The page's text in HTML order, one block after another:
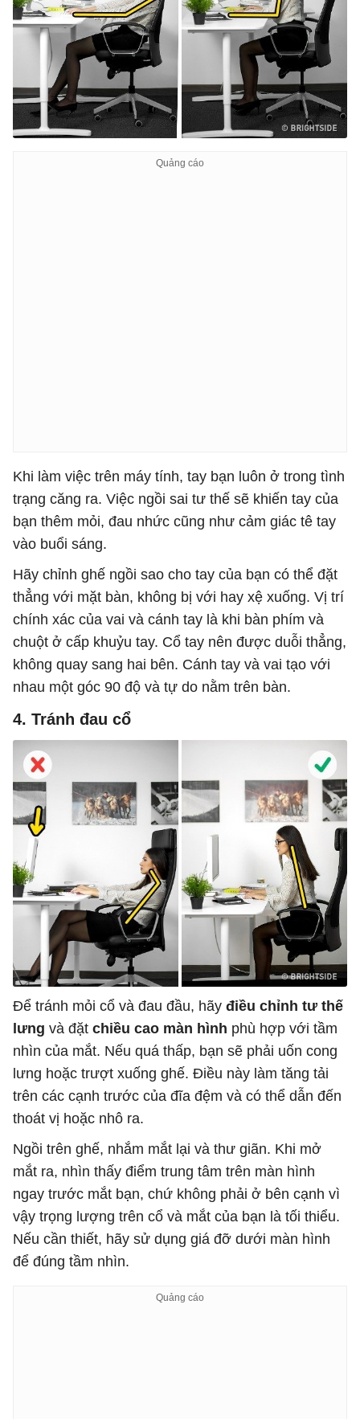
Khi làm việc trên máy tính, tay bạn luôn ở trong tình
trạng căng ra. Việc ngồi sai tư thế sẽ khiến tay của
bạn thêm mỏi, đau nhức cũng như cảm giác tê tay
vào buổi sáng.
Hãy chỉnh ghế ngồi sao cho tay của bạn có thể đặt
thẳng với mặt bàn, không bị với hay xệ xuống. Vị trí
chính xác của vai và cánh tay là khi bàn phím và
chuột ở cấp khuỷu tay. Cổ tay nên được duỗi thẳng,
không quay sang hai bên. Cánh tay và vai tạo với
nhau một góc 90 độ và tự do nằm trên bàn.
4. Tránh đau cổ
Để tránh mỏi cổ và đau đầu, hãy điều chỉnh tư thế
lưng và đặt chiều cao màn hình phù hợp với tầm
nhìn của mắt. Nếu quá thấp, bạn sẽ phải uốn cong
lưng hoặc trượt xuống ghế. Điều này làm tăng tải
trên các cạnh trước của đĩa đệm và có thể dẫn đến
thoát vị hoặc nhô ra.
Ngồi trên ghế, nhắm mắt lại và thư giãn. Khi mở
mắt ra, nhìn thấy điểm trung tâm trên màn hình
ngay trước mắt bạn, chứ không phải ở bên cạnh vì
vậy trọng lượng trên cổ và mắt của bạn là tối thiểu.
Nếu cần thiết, hãy sử dụng giá đỡ dưới màn hình
để đúng tầm nhìn.